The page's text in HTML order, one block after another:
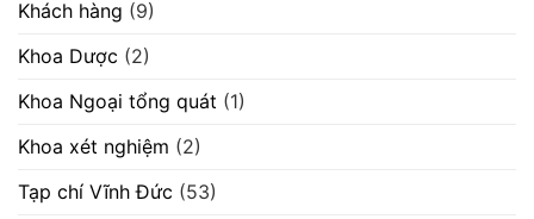
Khách hàng (9)
Khoa Dược (2)
Khoa Ngoại tổng quát (1)
Khoa xét nghiệm (2)
Tạp chí Vĩnh Đức (53)